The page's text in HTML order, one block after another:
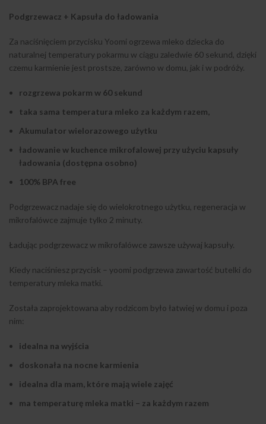
Podgrzewacz + Kapsuła do ładowania
Za naciśnięciem przycisku Yoomi ogrzewa mleko dziecka do
naturalnej temperatury pokarmu w ciągu zaledwie 60 sekund, dzięki
czemu karmienie jest prostsze, zarówno w domu, jak i w podróży.
rozgrzewa pokarm w 60 sekund
taka sama temperatura mleko za każdym razem,
Akumulator wielorazowego użytku
ładowanie w kuchence mikrofalowej przy użyciu kapsuły
ładowania (dostępna osobno)
100% BPA free
Podgrzewacz nadaje się do wielokrotnego użytku, regeneracja w
mikrofalówce zajmuje tylko 2 minuty.
Ładując podgrzewacz w mikrofalówce zawsze używaj kapsuły.
Kiedy naciśniesz przycisk – yoomi podgrzewa zawartość butelki do
temperatury mleka matki.
Została zaprojektowana aby rodzicom było łatwiej w domu i poza
nim:
idealna na wyjścia
doskonała na nocne karmienia
idealna dla mam, które mają wiele zajęć
ma temperaturę mleka matki – za każdym razem